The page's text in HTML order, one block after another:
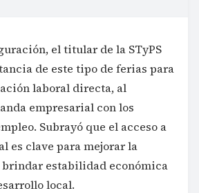
el titular de la STyPS
de este tipo de ferias para
laboral directa, al
empresarial con los
Subrayó que el acceso a
es clave para mejorar la
estabilidad económica
local.